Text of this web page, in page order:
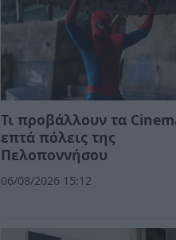
Τι προβάλλουν τα
επτά πόλεις της
Πελοποννήσου
06/08/2026 15:12